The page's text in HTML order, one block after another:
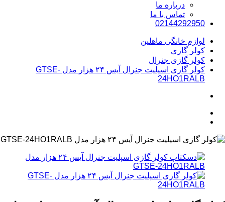
درباره ما
تماس با ما
02144292950
لوازم خانگی ماهلین
کولر گازی
کولر گازی جنرال
کولر گازی اسپلیت جنرال آیس ۲۴ هزار مدل GTSE-
24HO1RALB